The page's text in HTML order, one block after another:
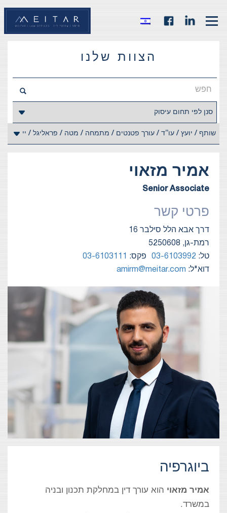
הצוות שלנו
אמיר מזאוי
Senior Associate
פרטי קשר
דרך אבא הלל סילבר 16
רמת-גן, 5250608
טל: 03-6103992 פקס:
03-6103111
דוא"ל: amirm@meitar.com
ביוגרפיה
אמיר מזאוי הוא עורך דין במחלקת תכנון ובניה
במשרד.